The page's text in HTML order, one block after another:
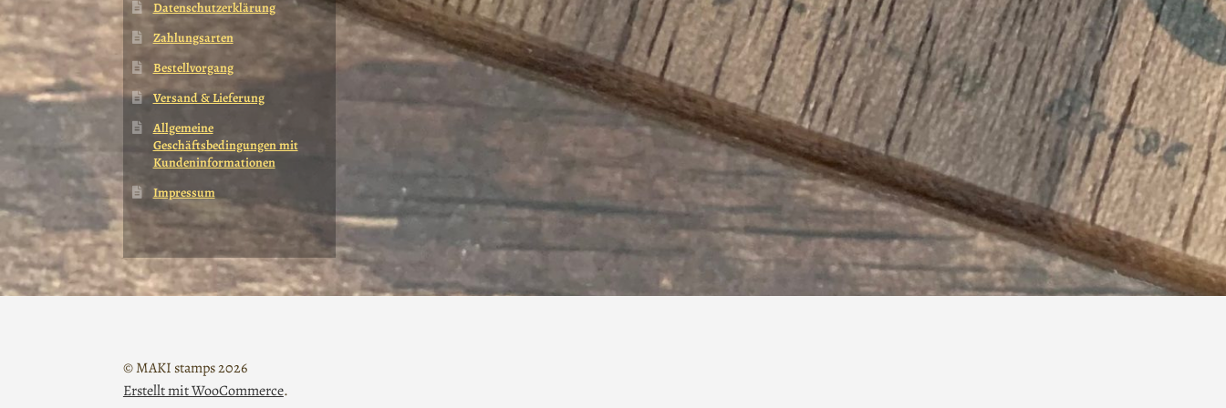
Datenschutzerklärung
Zahlungsarten
Bestellvorgang
Versand & Lieferung
Allgemeine
Geschäftsbedingungen mit
Kundeninformationen
Impressum
© MAKI stamps 2026
Erstellt mit WooCommerce.